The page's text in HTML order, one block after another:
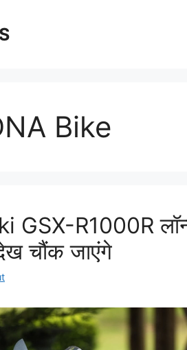
Bike
GSX-R1000R
चौंक जाएंगे